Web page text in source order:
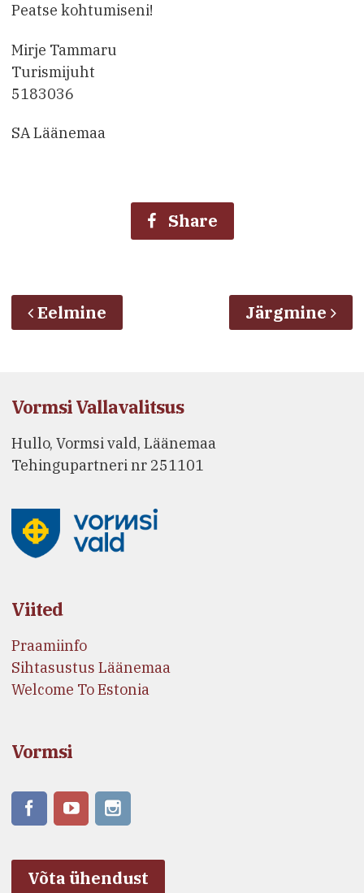
Peatse kohtumiseni!
Mirje Tammaru
Turismijuht
5183036
SA Läänemaa
Share
Eelmine Järgmine
Vormsi Vallavalitsus
Hullo, Vormsi vald, Läänemaa
Tehingupartneri nr 251101
Viited
Praamiinfo
Sihtasustus Läänemaa
Welcome To Estonia
Vormsi
Võta ühendust